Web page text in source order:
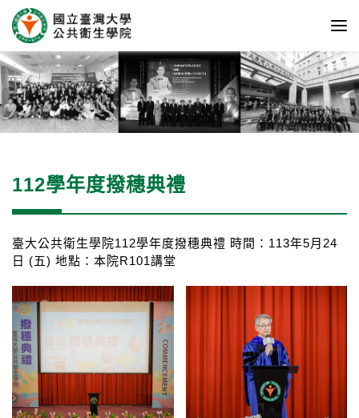
112學年度撥穗典禮
臺大公共衛生學院112學年度撥穗典禮 時間：113年5月24
日 (五) 地點：本院R101講堂